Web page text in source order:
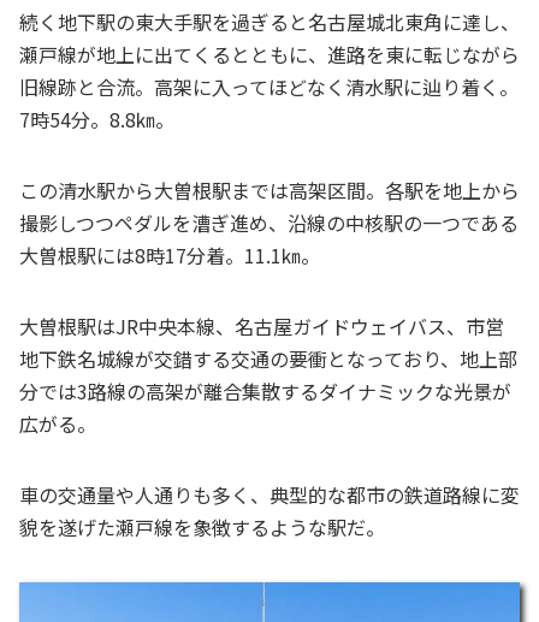
続く地下駅の東大手駅を過ぎると名古屋城北東角に達し、
瀬戸線が地上に出てくるとともに、進路を東に転じながら
旧線跡と合流。高架に入ってほどなく清水駅に辿り着く。
7時54分。8.8㎞。
この清水駅から大曽根駅までは高架区間。各駅を地上から
撮影しつつペダルを漕ぎ進め、沿線の中核駅の一つである
大曽根駅には8時17分着。11.1㎞。
大曽根駅はJR中央本線、名古屋ガイドウェイバス、市営
地下鉄名城線が交錯する交通の要衝となっており、地上部
分では3路線の高架が離合集散するダイナミックな光景が
広がる。
車の交通量や人通りも多く、典型的な都市の鉄道路線に変
貌を遂げた瀬戸線を象徴するような駅だ。